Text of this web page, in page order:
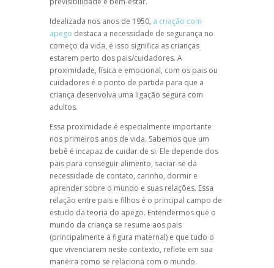
Idealizada nos anos de 1950, a criação com
apego destaca a necessidade de segurança no
começo da vida, e isso significa as crianças
estarem perto dos pais/cuidadores. A
proximidade, física e emocional, com os pais ou
cuidadores é o ponto de partida para que a
criança desenvolva uma ligação segura com
adultos.
Essa proximidade é especialmente importante
nos primeiros anos de vida. Sabemos que um
bebê é incapaz de cuidar de si. Ele depende dos
pais para conseguir alimento, saciar-se da
necessidade de contato, carinho, dormir e
aprender sobre o mundo e suas relações. Essa
relação entre pais e filhos é o principal campo de
estudo da teoria do apego. Entendermos que o
mundo da criança se resume aos pais
(principalmente à figura maternal) e que tudo o
que vivenciarem neste contexto, reflete em sua
maneira como se relaciona com o mundo.